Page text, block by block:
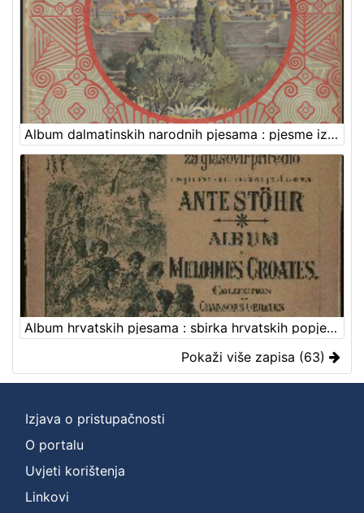
Album dalmatinskih narodnih pjesama : pjesme iz južnih krajeva / ukajdio i lahku glasovirsku pratnju udesio Š. Bosiljevac
Album hrvatskih pjesama : sbirka hrvatskih popjevaka = Album des melodies croates : collection des chansons croates / za glasovir priredio i svojim učenikom za naukovnu porabu sastavio Ante Stöhr
Pokaži više zapisa (63)
Izjava o pristupačnosti
O portalu
Uvjeti korištenja
Linkovi